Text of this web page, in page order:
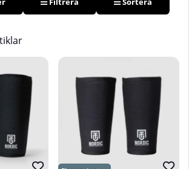
Hos oss på Tillskottsbolaget hittar du